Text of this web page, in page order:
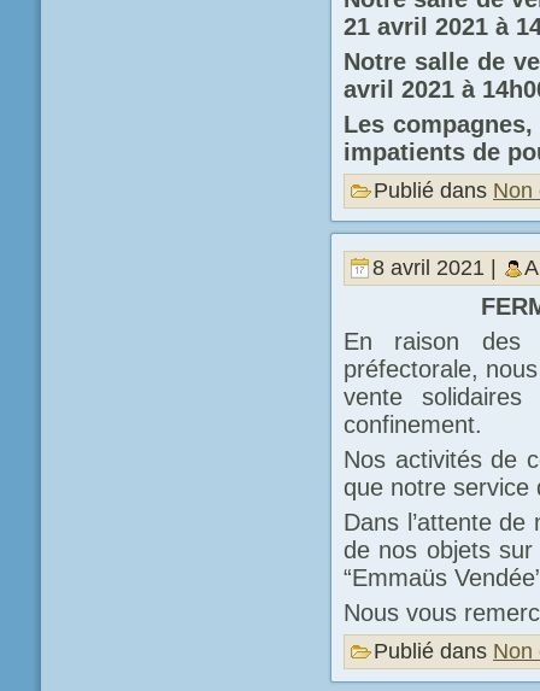
21 avril 2021 à
Notre salle de
avril 2021 à
Les
impatients de
Publié dans Non
8 avril 2021 |
En raison des
préfectorale,
vente
confinement.
Nos activités de
que notre service
Dans l’attente
de nos objets sur
“Emmaüs
Nous vous
Publié dans Non